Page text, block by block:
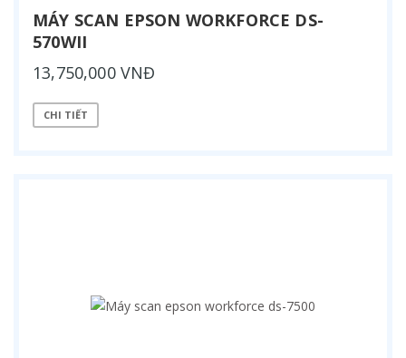
MÁY SCAN EPSON WORKFORCE DS-
570WII
13,750,000 VNĐ
CHI TIẾT